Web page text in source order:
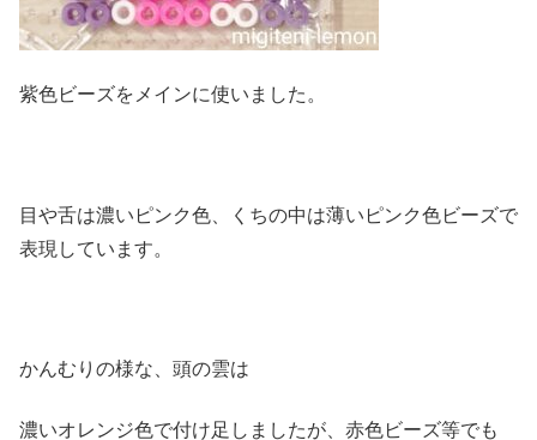
紫色ビーズをメインに使いました。
目や舌は濃いピンク色、くちの中は薄いピンク色ビーズで
表現しています。
かんむりの様な、頭の雲は
濃いオレンジ色で付け足しましたが、赤色ビーズ等でも